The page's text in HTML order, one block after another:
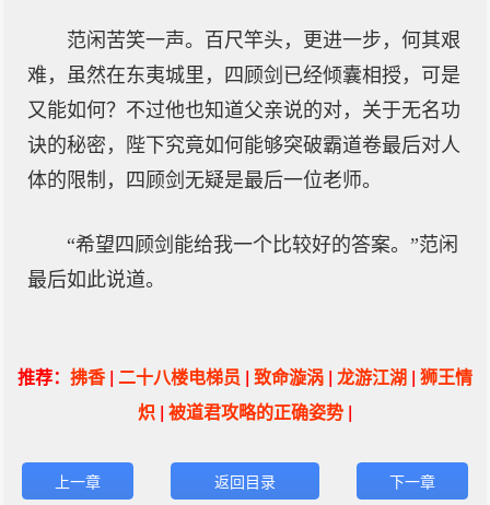
范闲苦笑一声。百尺竿头，更进一步，何其艰
难，虽然在东夷城里，四顾剑已经倾囊相授，可是
又能如何？不过他也知道父亲说的对，关于无名功
诀的秘密，陛下究竟如何能够突破霸道卷最后对人
体的限制，四顾剑无疑是最后一位老师。
“希望四顾剑能给我一个比较好的答案。”范闲
最后如此说道。
推荐： 拂香| 二十八楼电梯员 | 致命漩涡 | 龙游江湖 | 狮王情
炽 | 被道君攻略的正确姿势 |
上一章 返回目录 下一章